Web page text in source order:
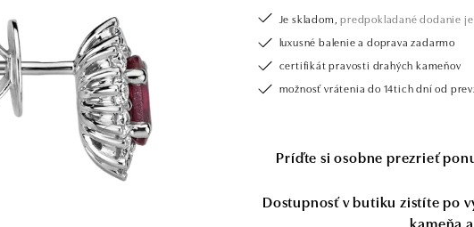
Je skladom, predpokladané dodanie je
luxusné balenie a doprava zadarmo
certifikát pravosti drahých kameňov
možnosť vrátenia do 14tich dní od
Príďte si osobne prezrieť
Dostupnosť v butiku zistíte po
kameňa